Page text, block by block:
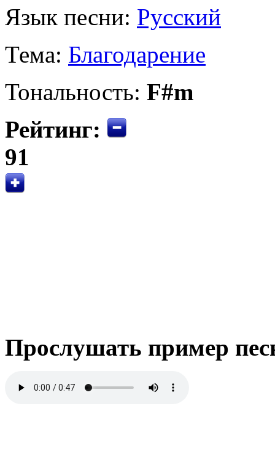
Язык песни: Русский
Тема: Благодарение
Тональность: F#m
Рейтинг:
91
Прослушать пример